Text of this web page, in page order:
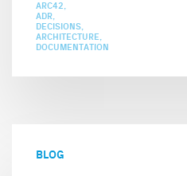
ARC42
ADR
DECISIONS
ARCHITECTURE
DOCUMENTATION
BLOG